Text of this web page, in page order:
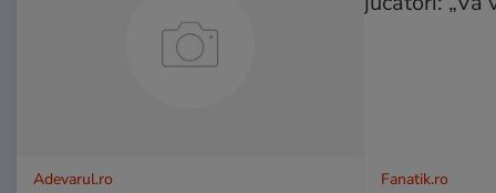
Adevarul.ro Fanatik.ro